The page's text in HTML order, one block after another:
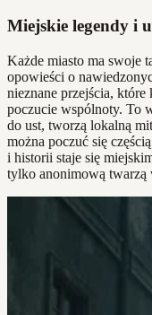
Miejskie legendy i
Każde miasto ma swoje
opowieści o
nieznane przejścia,
poczucie wspólnoty. To
do ust, tworzą lokalną
można poczuć się
i historii staje się
tylko anonimową twarzą